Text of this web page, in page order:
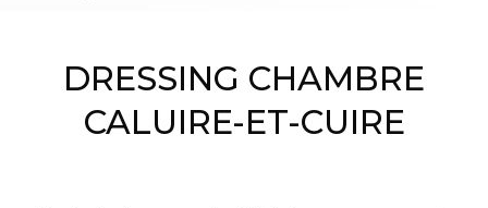
DRESSING CHAMBRE
CALUIRE-ET-CUIRE